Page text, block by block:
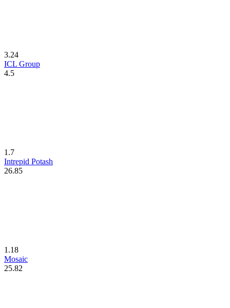
3.24
ICL Group
4.5
1.7
Intrepid Potash
26.85
1.18
Mosaic
25.82